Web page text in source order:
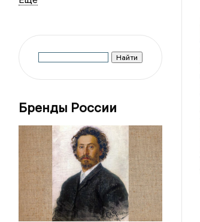
Бренды России